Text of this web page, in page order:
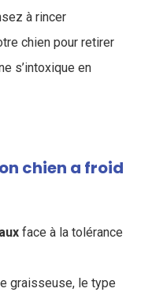
à rincer
chien pour retirer
s’intoxique en
chien a froid
face à la tolérance
graisseuse, le type